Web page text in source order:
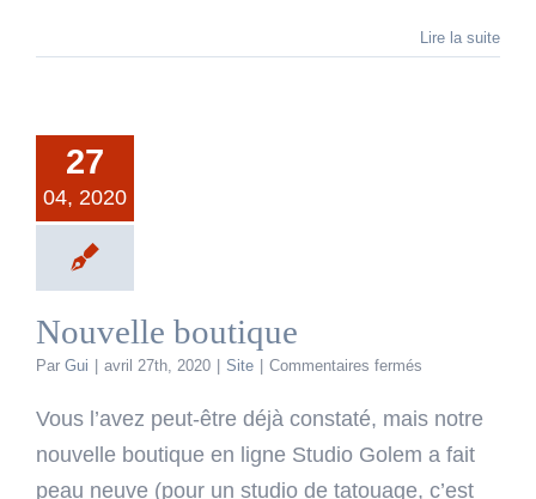
Lire la suite
27
04, 2020
Nouvelle boutique
Par Gui avril 27th, 2020 Site Commentaires fermés
boutique
Vous l’avez peut-être déjà constaté, mais notre
nouvelle boutique en ligne Studio Golem a fait
peau neuve (pour un studio de tatouage, c’est